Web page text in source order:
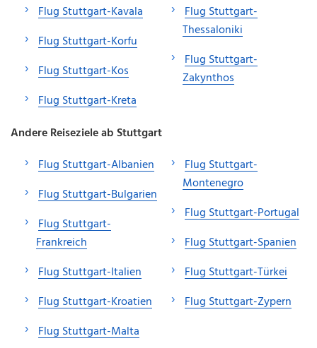
Flug Stuttgart-Kavala
Flug Stuttgart-Korfu
Flug Stuttgart-Kos
Flug Stuttgart-Kreta
Flug Stuttgart-
Thessaloniki
Flug Stuttgart-
Zakynthos
Andere Reiseziele ab Stuttgart
Flug Stuttgart-Albanien
Flug Stuttgart-Bulgarien
Flug Stuttgart-
Frankreich
Flug Stuttgart-Italien
Flug Stuttgart-Kroatien
Flug Stuttgart-Malta
Flug Stuttgart-
Montenegro
Flug Stuttgart-Portugal
Flug Stuttgart-Spanien
Flug Stuttgart-Türkei
Flug Stuttgart-Zypern